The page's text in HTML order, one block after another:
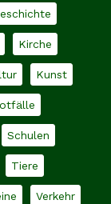
Kirche
Kunst
Schulen
Tiere
Verkehr